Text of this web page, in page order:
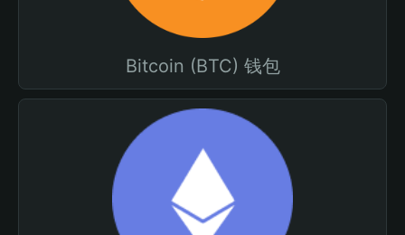
Bitcoin (BTC) 钱包